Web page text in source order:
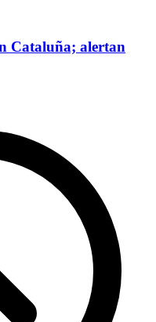
Cataluña; alertan